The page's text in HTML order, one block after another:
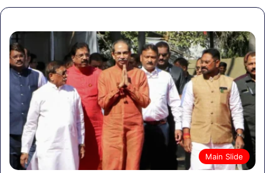
Main Slide